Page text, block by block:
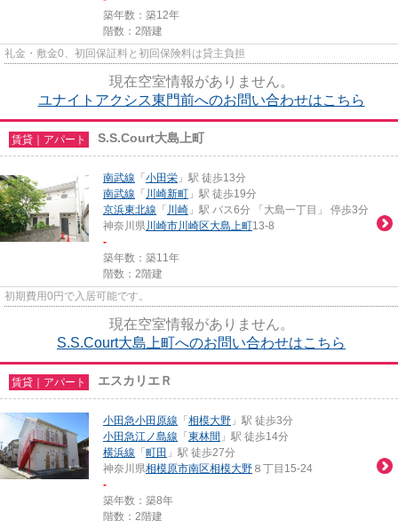
築年数：築12年
階数：2階建
礼金・敷金0、初回保証料と初回保険料は貸主負担
現在空室情報がありません。
ユナイトアクシス東門前へのお問い合わせはこちら
賃貸｜アパート S.S.Court大島上町
南武線 「 小田栄 」駅 徒歩13分
南武線 「 川崎新町 」駅 徒歩19分
京浜東北線 「 川崎 」駅 バス6分 「大島一丁目」 停歩3分
神奈川県川崎市川崎区大島上町13-8
-
築年数：築11年
階数：2階建
初期費用0円で入居可能です。
現在空室情報がありません。
S.S.Court大島上町へのお問い合わせはこちら
賃貸｜アパート エスカリエＲ
小田急小田原線 「 相模大野 」駅 徒歩3分
小田急江ノ島線 「 東林間 」駅 徒歩14分
横浜線 「 町田 」駅 徒歩27分
神奈川県相模原市南区相模大野 ８丁目15-24
-
築年数：築8年
階数：2階建